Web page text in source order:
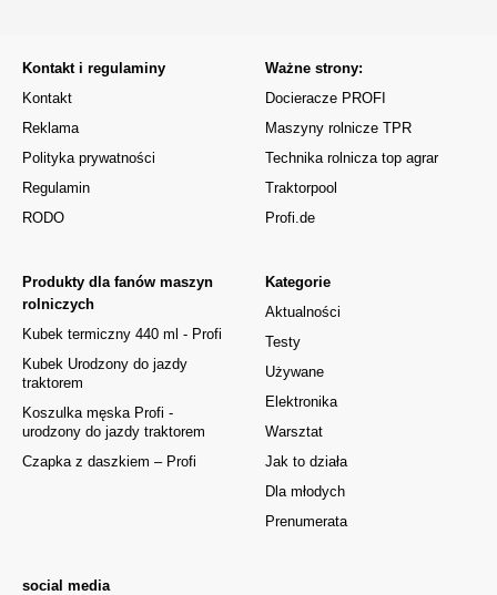
Kontakt i regulaminy
Kontakt
Reklama
Polityka prywatności
Regulamin
RODO
Kategorie
Aktualności
Testy
Używane
Elektronika
Warsztat
Jak to działa
Dla młodych
Prenumerata
Produkty dla fanów maszyn
rolniczych
Kubek termiczny 440 ml - Profi
Kubek Urodzony do jazdy
traktorem
Koszulka męska Profi -
urodzony do jazdy traktorem
Czapka z daszkiem – Profi
Ważne strony:
Docieracze PROFI
Maszyny rolnicze TPR
Technika rolnicza top agrar
Traktorpool
Profi.de
social media